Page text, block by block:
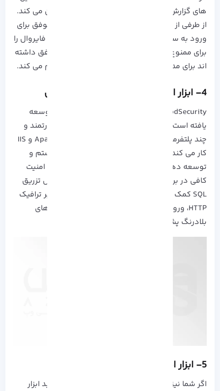
های گزارش‌ ها را برای همه‌ ی آدرس‌ های IP اسکن می‌ کند.
از طرفی از فعالیت‌ های مخرب مانند تلاش‌ های ناموفق برای
ورود به سیستم جلوگیری کند و همچنین قوانین فایروال را
برای ممنوع کردن آدرس IP کاربرانی که تلاش ناموفق داشته‌
اند برای مدت زمان مشخصی به‌ روز رسانی و تنظیم می‌ کند.
4- ابزار امنیتی ModSecurity در لینوکس
ModSecurity که توسط SpiderLabs Trustwave توسعه
یافته است، یک فایروال WAF رایگان و متن باز، قدرتمند و
چند پلتفرمی است و با وب سرور های Apache، NGINX و IIS
کار می کند. این فایروال می تواند به مدیران سیستم و
توسعه دهندگان برنامه های کاربردی وب با ایجاد امنیت
کافی در برابر طیف وسیعی از حملات به عنوان مثال تزریق
SQL کمک کند. این برنامه از فیلتر کردن و نظارت بر ترافیک
HTTP، ورود به سیستم و تجزیه و تحلیل سیستم‌های
بلادرنگ پشتیبانی می کند.
5- ابزار امنیتی OpenSSH در لینوکس
اگر شما نیز به مدیریت سیستم از راه دور نیاز دارید ابزار